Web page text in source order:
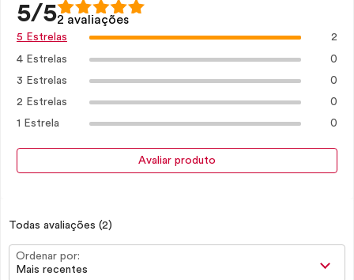
5/52 avaliações
5 Estrelas 2
4 Estrelas
0
3 Estrelas
0
2 Estrelas
0
1 Estrela
0
Avaliar produto
Todas avaliações (2)
Ordenar por:
Mais recentes